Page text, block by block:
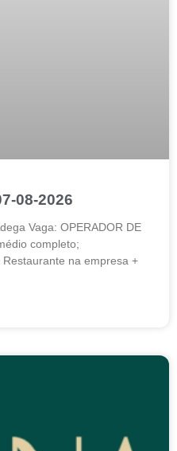
08-2026
Vaga: OPERADOR DE
completo;
na empresa +